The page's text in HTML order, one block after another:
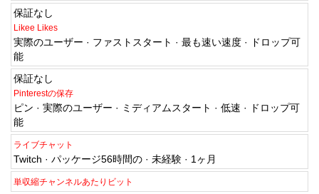
保証なし
Likee Likes
実際のユーザー · ファストスタート · 最も速い速度 · ドロップ可
能
保証なし
Pinterestの保存
ピン · 実際のユーザー · ミディアムスタート · 低速 · ドロップ可
能
ライブチャット
Twitch · パッケージ56時間の · 未経験 · 1ヶ月
単収縮チャンネルあたりビット